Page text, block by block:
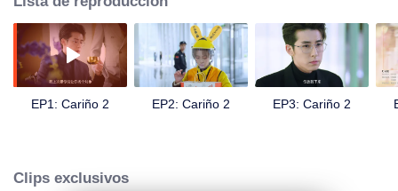
pedirle perdón. Fu Sihan le hizo una propuesta increíble: ¡fingir ser su
prometida!
EP1: Cariño 2 EP2: Cariño 2 EP3: Cariño 2
Clips exclusivos